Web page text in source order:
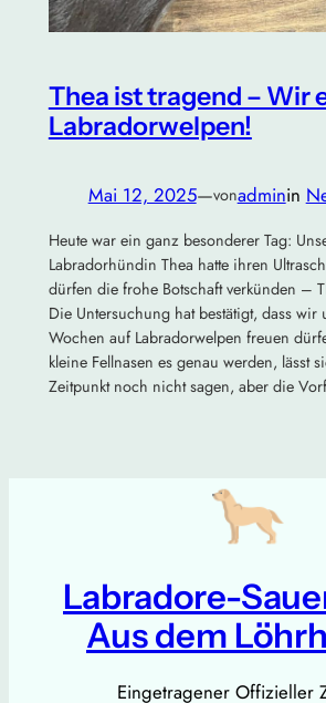
Thea ist tragend – Wir
Labradorwelpen!
Mai 12, 2025—vonadminin
Heute war ein ganz besonderer Tag:
Labradorhündin Thea hatte ihren
dürfen die frohe Botschaft verkünden –
Die Untersuchung hat bestätigt, dass
Wochen auf Labradorwelpen freuen
kleine Fellnasen es genau werden, lässt
Zeitpunkt noch nicht sagen, aber die
Labradore-
Aus dem
Eingetragener Offizieller